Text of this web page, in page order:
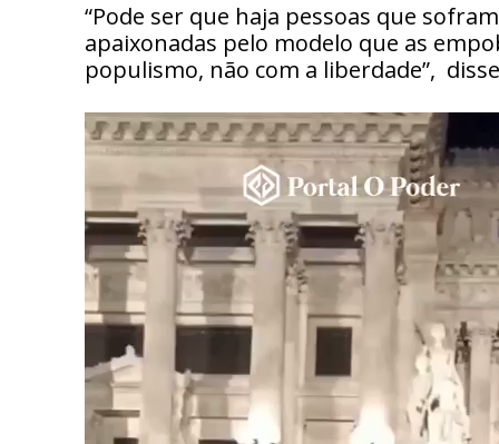
“Pode ser que haja pessoas que
apaixonadas pelo modelo que as
populismo, não com a liberdade”,
T
o
a
d
o
r
d
v
í
d